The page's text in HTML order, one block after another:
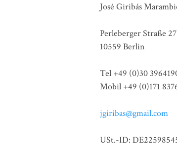
José Giribás
Perleberger Straße 27
10559 Berlin
Tel +49 (0)30
Mobil +49 (0)171
jgiribas@gmail.com
USt.-ID: